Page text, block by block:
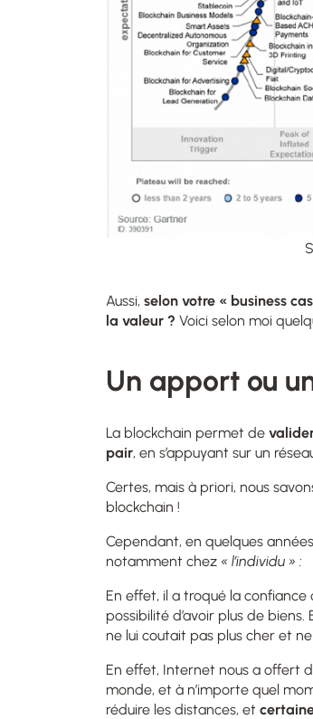
Aussi, selon votre « business
la valeur ? Voici selon moi
Un apport ou
La blockchain permet de
pair, en s’appuyant sur un
Certes, mais à priori, nous
blockchain !
Cependant, en quelques
notamment chez « l’individu » :
En effet, il a troqué la
possibilité d’avoir plus de biens.
ne lui coutait pas plus cher et
En effet, Internet nous a offert
monde, et à n’importe quel
réduire les distances, et